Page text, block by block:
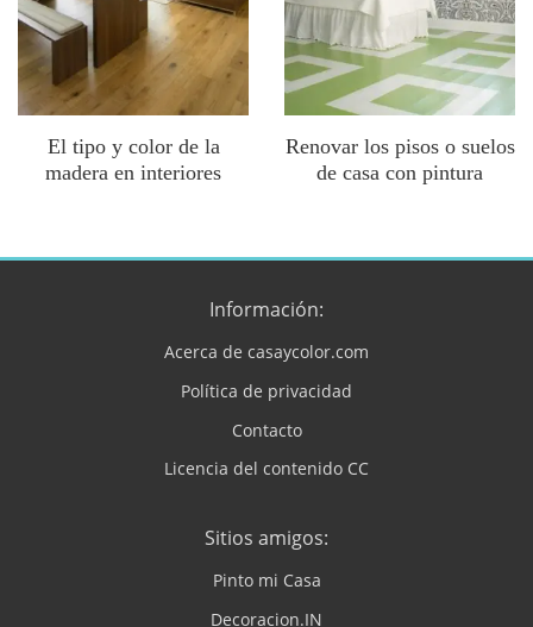
El tipo y color de la
madera en interiores
Renovar los pisos o suelos
de casa con pintura
Información:
Acerca de casaycolor.com
Política de privacidad
Contacto
Licencia del contenido CC
Sitios amigos:
Pinto mi Casa
Decoracion.IN